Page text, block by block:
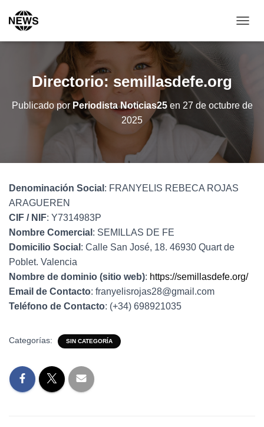
A
A
R
M
O
D
O
D
E
N
Directorio: semillasdefe.org
Publicado por Periodista Noticias25en 27 de octubre de
2025
Denominación Social : FRANYELIS REBECA ROJAS
ARAGUEREN
CIF / NIF: Y7314983P
Nombre Comercial : SEMILLAS DE FE
Domicilio Social : Calle San José, 18. 46930 Quart de
Poblet. Valencia
Nombre de dominio (sitio web): https://semillasdefe.org/
Email de Contacto: franyelisrojas28@gmail.com
Teléfono de Contacto: (+34) 698921035
Categorías: SIN CATEGORÍA